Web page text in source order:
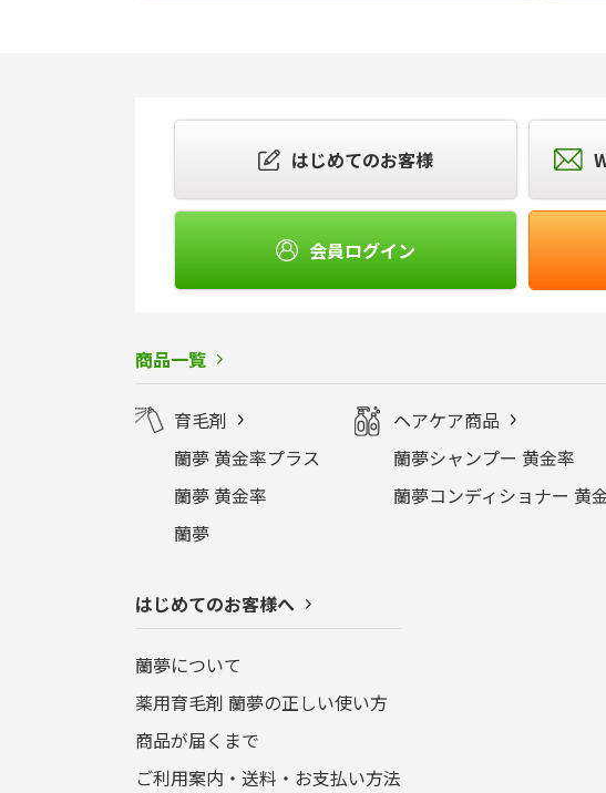
はじめてのお客様
会員ログイン
商品一覧
育毛剤
蘭夢 黄金率プラス
蘭夢 黄金率
蘭夢
ヘアケア商品
蘭夢シャンプー 黄金率
蘭夢コンディショナー 黄
はじめてのお客様へ
蘭夢について
薬用育毛剤 蘭夢の正しい使い方
商品が届くまで
ご利用案内・送料・お支払い方法